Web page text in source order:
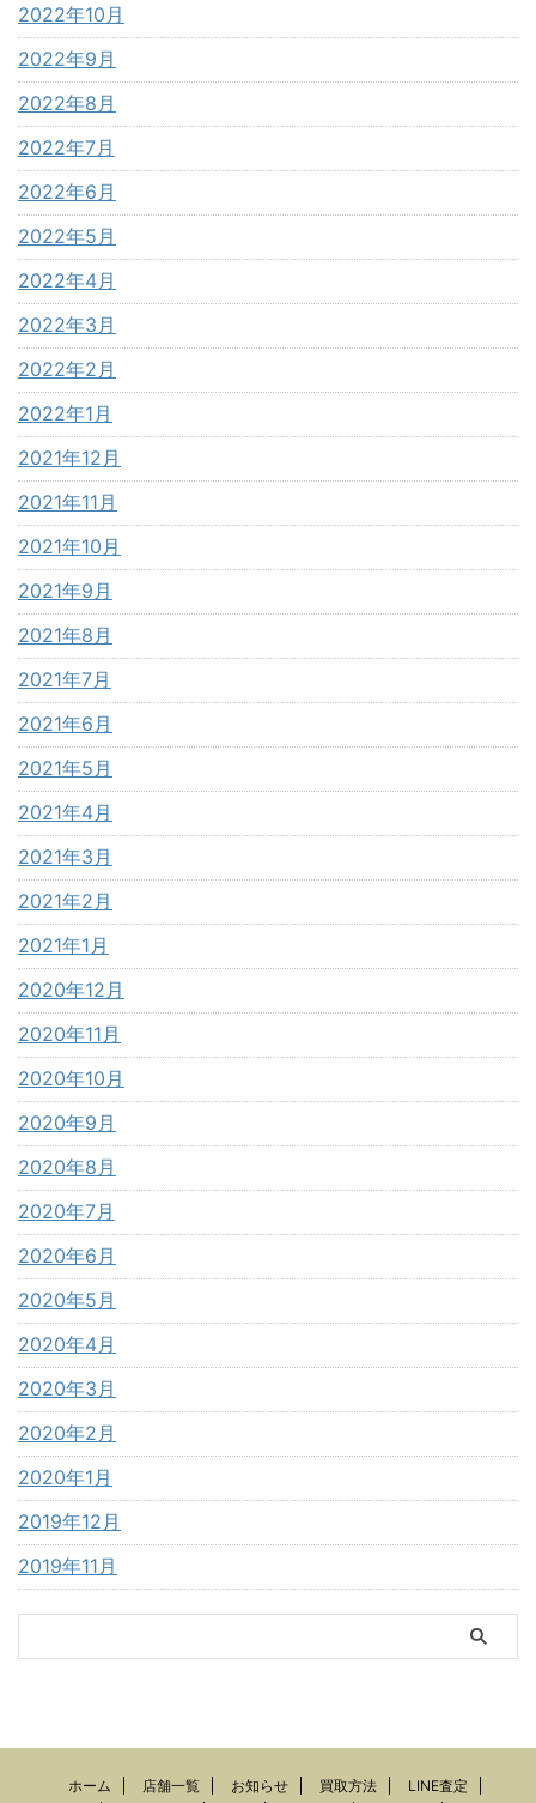
2022年10月
2022年9月
2022年8月
2022年7月
2022年6月
2022年5月
2022年4月
2022年3月
2022年2月
2022年1月
2021年12月
2021年11月
2021年10月
2021年9月
2021年8月
2021年7月
2021年6月
2021年5月
2021年4月
2021年3月
2021年2月
2021年1月
2020年12月
2020年11月
2020年10月
2020年9月
2020年8月
2020年7月
2020年6月
2020年5月
2020年4月
2020年3月
2020年2月
2020年1月
2019年12月
2019年11月
ホーム 店舗一覧 お知らせ 買取方法
LINE査定